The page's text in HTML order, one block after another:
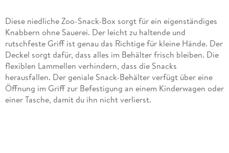
Diese niedliche Zoo-Snack-Box sorgt für ein eigenständiges
Knabbern ohne Sauerei. Der leicht zu haltende und
rutschfeste Griff ist genau das Richtige für kleine Hände. Der
Deckel sorgt dafür, dass alles im Behälter frisch bleiben. Die
flexiblen Lammellen verhindern, dass die Snacks
herausfallen. Der geniale Snack-Behälter verfügt über eine
Öffnung im Griff zur Befestigung an einem Kinderwagen oder
einer Tasche, damit du ihn nicht verlierst.